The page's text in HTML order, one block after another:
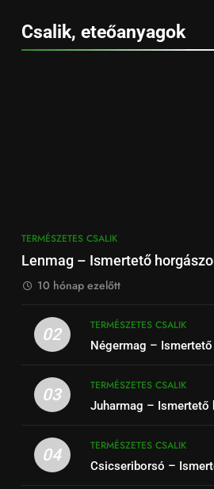
Csalik, eteőanyagok
TERMÉSZETES CSALIK
Lenmag – Ismertető
10 hónap ezelőtt
02
TERMÉSZETES CSALIK
Négermag –
03
TERMÉSZETES CSALIK
Juharmag – Ismertető
04
TERMÉSZETES CSALIK
Csicseriborsó –